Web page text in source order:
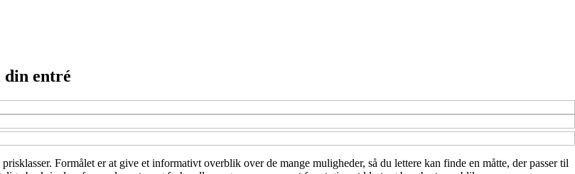
din entré
Formålet er at give et informativt overblik over de mange muligheder, så du lettere kan finde en måtte, der passer til